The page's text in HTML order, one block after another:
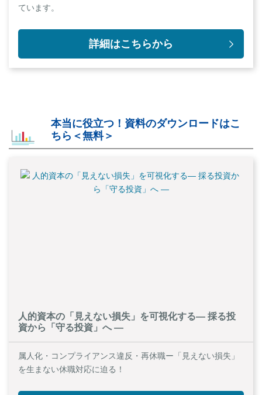
ています。
詳細はこちらから
本当に役立つ！資料のダウンロードはこ
ちら＜無料＞
人的資本の「見えない損失」を可視化する― 採る投
資から「守る投資」へ ―
属人化・コンプライアンス違反・再休職ー「見えない損失」
を生まない休職対応に迫る！